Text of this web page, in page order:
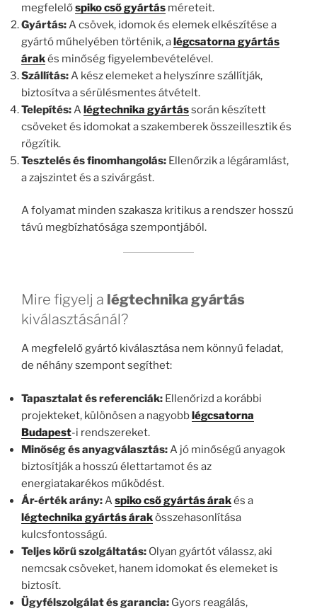
megfelelőspiko cső gyártás méreteit.
Gyártás:A csövek, idomok és elemek elkészítése a
gyártó műhelyében történik, alégcsatorna gyártás
árakés minőség figyelembevételével.
Szállítás:A kész elemeket a helyszínre szállítják,
biztosítva a sérülésmentes átvételt.
Telepítés:Alégtechnika gyártássorán készített
csöveket és idomokat a szakemberek összeillesztik és
rögzítik.
Tesztelés és finomhangolás: Ellenőrzik a légáramlást,
a zajszintet és a szivárgást.
A folyamat minden szakasza kritikus a rendszer hosszú
távú megbízhatósága szempontjából.
Mire figyelj a légtechnika gyártás
kiválasztásánál?
A megfelelő gyártó kiválasztása nem könnyű feladat,
de néhány szempont segíthet:
Tapasztalat és referenciák: Ellenőrizd a korábbi
projekteket, különösen a nagyobblégcsatorna
Budapest-i rendszereket.
Minőség és anyagválasztás:A jó minőségű anyagok
biztosítják a hosszú élettartamot és az
energiatakarékos működést.
Ár-érték arány:Aspiko cső gyártás árakés a
légtechnika gyártás árakösszehasonlítása
kulcsfontosságú.
Teljes körű szolgáltatás: Olyan gyártót válassz, aki
nemcsak csöveket, hanem idomokat és elemeket is
biztosít.
Ügyfélszolgálat és garancia: Gyors reagálás,